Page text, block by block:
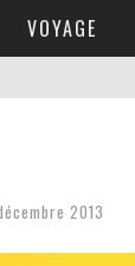
VOYAGE
2013